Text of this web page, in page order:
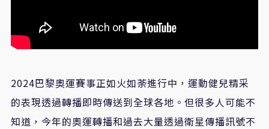
2024巴黎奧運賽事正如火如荼進行中，運動健兒精采
的表現透過轉播即時傳送到全球各地。但很多人可能不
知道，今年的奧運轉播和過去大量透過衛星傳播訊號不